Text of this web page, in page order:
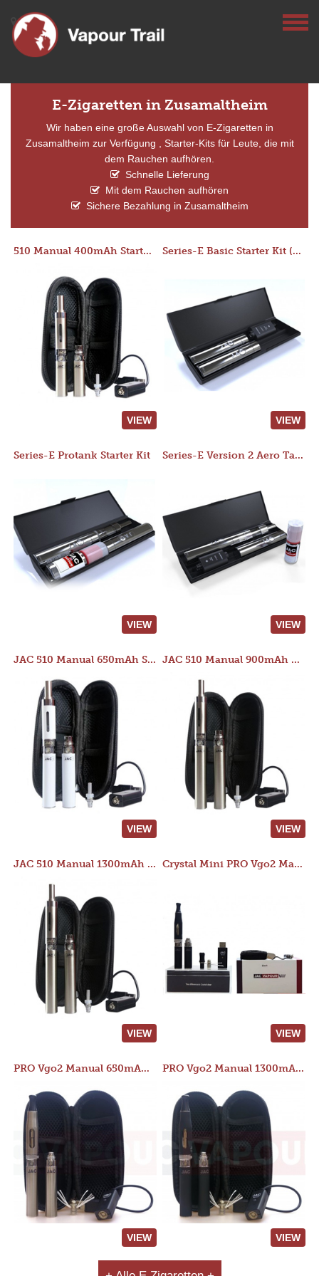
E-Zigaretten in Zusamaltheim
Wir haben eine große Auswahl von E-Zigaretten in
Zusamaltheim zur Verfügung , Starter-Kits für Leute, die mit
dem Rauchen aufhören.
Schnelle Lieferung
Mit dem Rauchen aufhören
Sichere Bezahlung in Zusamaltheim
510 Manual 400mAh Starter Kit
VIEW
Series-E Basic Starter Kit (No Tank)
VIEW
Series-E Protank Starter Kit
VIEW
Series-E Version 2 Aero Tank Starter Kit
VIEW
JAC 510 Manual 650mAh Starter Kit
VIEW
JAC 510 Manual 900mAh Starter Kit
VIEW
JAC 510 Manual 1300mAh Starter Kit
VIEW
Crystal Mini PRO Vgo2 Manual 400mAh Kit
VIEW
PRO Vgo2 Manual 650mAh Kit
VIEW
PRO Vgo2 Manual 1300mAh Kit
VIEW